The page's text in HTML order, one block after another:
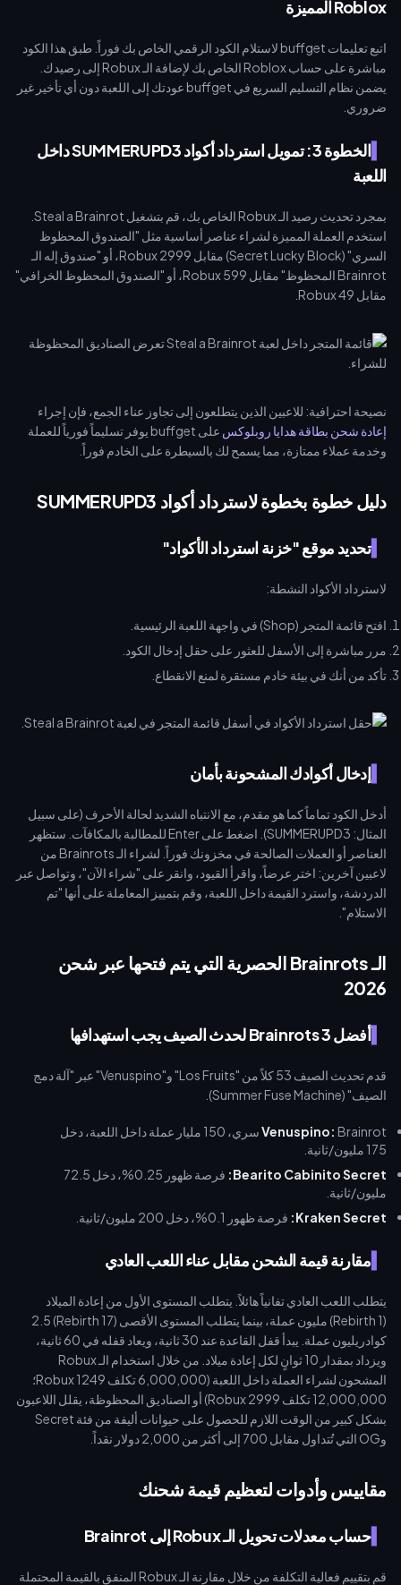
Roblox المميزة
اتبع تعليمات buffget لاستلام الكود الرقمي الخاص بك فوراً. طبق هذا الكود
مباشرة على حساب Roblox الخاص بك لإضافة الـ Robux إلى رصيدك.
يضمن نظام التسليم السريع في buffget عودتك إلى اللعبة دون أي تأخير غير
ضروري.
الخطوة 3: تمويل استرداد أكواد SUMMERUPD3 داخل
اللعبة
استخدم العملة المميزة لشراء عناصر أساسية مثل "الصندوق المحظوظ
السري" (Secret Lucky Block) مقابل 2999 Robux، أو "صندوق إله الـ
Brainrot المحظوظ" مقابل 599 Robux، أو "الصندوق المحظوظ الخرافي"
مقابل 49 Robux.
نصيحة احترافية: للاعبين الذين يتطلعون إلى تجاوز عناء الجمع، فإن إجراء
إعادة شحن بطاقة هدايا روبلوكس
على buffget يوفر تسليماً فورياً للعملة
وخدمة عملاء ممتازة، مما يسمح لك بالسيطرة على الخادم فوراً.
دليل خطوة بخطوة لاسترداد أكواد SUMMERUPD3
تحديد موقع "خزنة استرداد الأكواد"
لاسترداد الأكواد النشطة:
افتح قائمة المتجر (Shop) في واجهة اللعبة الرئيسية.
مرر مباشرة إلى الأسفل للعثور على حقل إدخال الكود.
تأكد من أنك في بيئة خادم مستقرة لمنع الانقطاع.
إدخال أكوادك المشحونة بأمان
أدخل الكود تماماً كما هو مقدم، مع الانتباه الشديد لحالة الأحرف (على سبيل
المثال: SUMMERUPD3). اضغط على Enter للمطالبة بالمكافآت. ستظهر
العناصر أو العملات الصالحة في مخزونك فوراً. لشراء الـ Brainrots من
لاعبين آخرين: اختر عرضاً، واقرأ القيود، وانقر على "شراء الآن"، وتواصل عبر
الدردشة، واسترد القيمة داخل اللعبة، وقم بتمييز المعاملة على أنها "تم
الاستلام".
الـ Brainrots الحصرية التي يتم فتحها عبر شحن
2026
أفضل 3 Brainrots لحدث الصيف يجب استهدافها
قدم تحديث الصيف 53 كلاً من "Los Fruits" و"Venuspino" عبر "آلة دمج
الصيف" (Summer Fuse Machine).
Venuspino:
Brainrot سري، 150 مليار عملة داخل اللعبة، دخل
175 مليون/ثانية.
Bearito Cabinito Secret:
فرصة ظهور 0.25%، دخل 72.5
مليون/ثانية.
Kraken Secret: فرصة ظهور 0.1%، دخل 200 مليون/ثانية.
مقارنة قيمة الشحن مقابل عناء اللعب العادي
يتطلب اللعب العادي تفانياً هائلاً. يتطلب المستوى الأول من إعادة الميلاد
(Rebirth 1) مليون عملة، بينما يتطلب المستوى الأقصى (Rebirth 17) 2.5
كوادريليون عملة. يبدأ قفل القاعدة عند 30 ثانية، ويعاد قفله في 60 ثانية،
ويزداد بمقدار 10 ثوانٍ لكل إعادة ميلاد. من خلال استخدام الـ Robux
المشحون لشراء العملة داخل اللعبة (6,000,000 تكلف 1249 Robux؛
12,000,000 تكلف 2999 Robux) أو الصناديق المحظوظة، يقلل اللاعبون
بشكل كبير من الوقت اللازم للحصول على حيوانات أليفة من فئة Secret
وOG التي تُتداول مقابل 700 إلى أكثر من 2,000 دولار نقداً.
مقاييس وأدوات لتعظيم قيمة شحنك
حساب معدلات تحويل الـ Robux إلى Brainrot
قم بتقييم فعالية التكلفة من خلال مقارنة الـ Robux المنفق بالقيمة المحتملة